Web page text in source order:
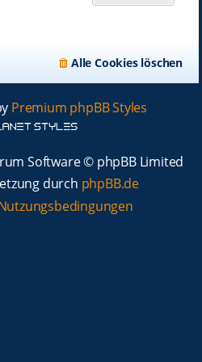
Alle Cookies löschen
Premium phpBB Styles
Software © phpBB Limited
durch phpBB.de